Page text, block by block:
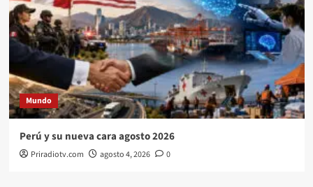
Mundo
Perú y su nueva cara agosto 2026
Priradiotv.com agosto 4, 2026 0